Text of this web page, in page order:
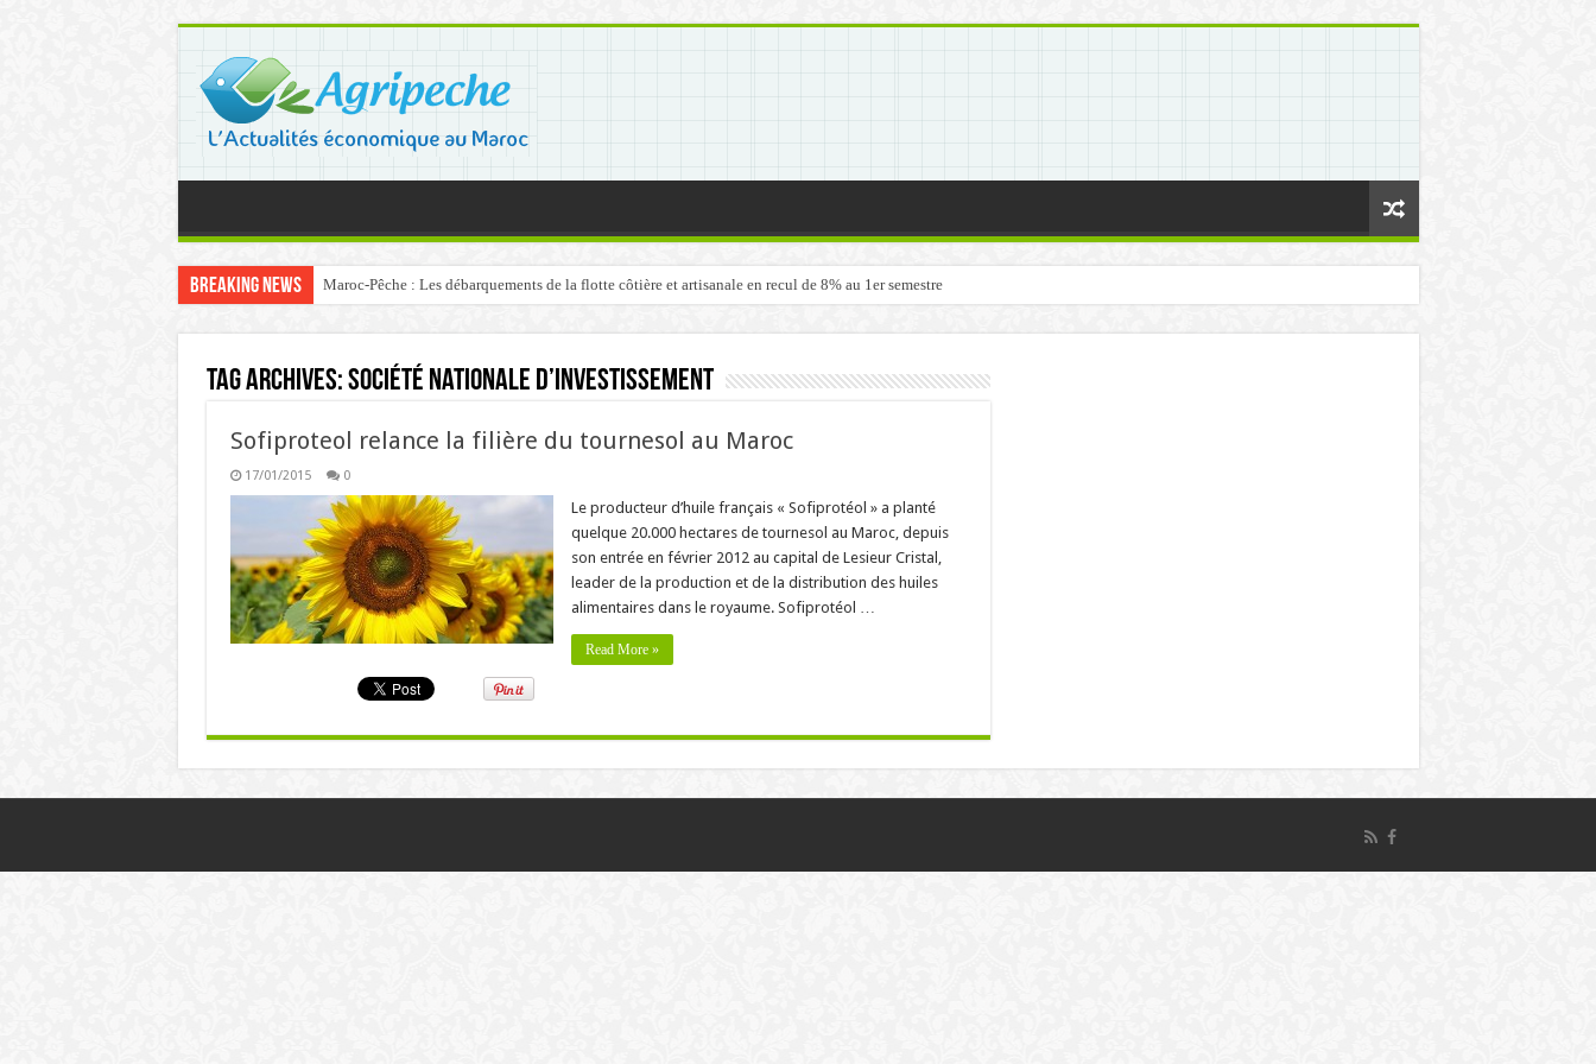
Breaking News Maroc-Pêche : Les débarquements de la flotte côtière et artisanale en recul de 8% au 1er semestre
Tag Archives:Société nationale d’Investissement
Sofiproteol relance la filière du tournesol au Maroc
17/01/2015 0
Le producteur d’huile français « Sofiprotéol » a planté
quelque 20.000 hectares de tournesol au Maroc, depuis
son entrée en février 2012 au capital de Lesieur Cristal,
leader de la production et de la distribution des huiles
alimentaires dans le royaume. Sofiprotéol …
Read More »